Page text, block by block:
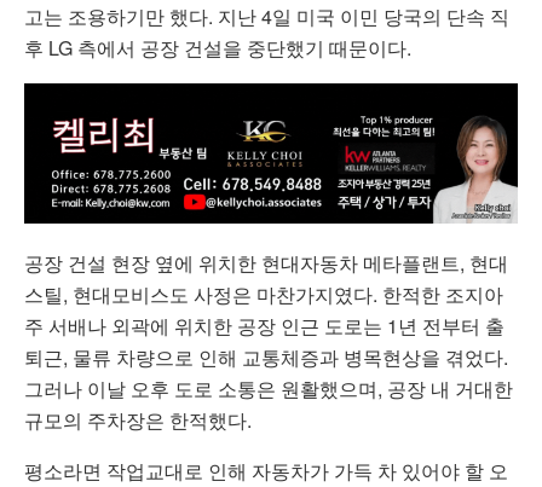
고는 조용하기만 했다. 지난 4일 미국 이민 당국의 단속 직
후 LG 측에서 공장 건설을 중단했기 때문이다.
공장 건설 현장 옆에 위치한 현대자동차 메타플랜트, 현대
스틸, 현대모비스도 사정은 마찬가지였다. 한적한 조지아
주 서배나 외곽에 위치한 공장 인근 도로는 1년 전부터 출
퇴근, 물류 차량으로 인해 교통체증과 병목현상을 겪었다.
그러나 이날 오후 도로 소통은 원활했으며, 공장 내 거대한
규모의 주차장은 한적했다.
평소라면 작업교대로 인해 자동차가 가득 차 있어야 할 오